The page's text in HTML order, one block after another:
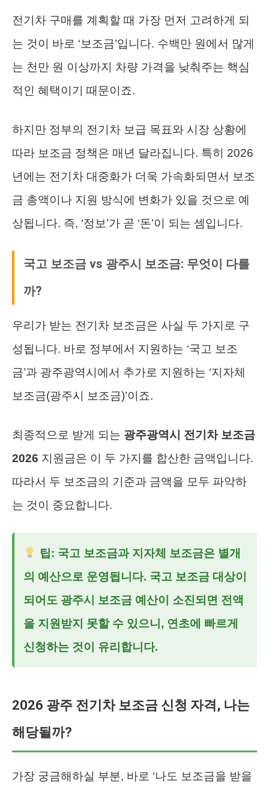
전기차 구매를 계획할 때 가장 먼저 고려하게 되
는 것이 바로 ‘보조금’입니다. 수백만 원에서 많게
는 천만 원 이상까지 차량 가격을 낮춰주는 핵심
적인 혜택이기 때문이죠.
하지만 정부의 전기차 보급 목표와 시장 상황에
따라 보조금 정책은 매년 달라집니다. 특히 2026
년에는 전기차 대중화가 더욱 가속화되면서 보조
금 총액이나 지원 방식에 변화가 있을 것으로 예
상됩니다. 즉, ‘정보’가 곧 ‘돈’이 되는 셈입니다.
국고 보조금 vs 광주시 보조금: 무엇이 다를
까?
우리가 받는 전기차 보조금은 사실 두 가지로 구
성됩니다. 바로 정부에서 지원하는 ‘국고 보조
금’과 광주광역시에서 추가로 지원하는 ‘지자체
보조금(광주시 보조금)’이죠.
최종적으로 받게 되는 광주광역시 전기차 보조금
2026 지원금은 이 두 가지를 합산한 금액입니다.
따라서 두 보조금의 기준과 금액을 모두 파악하
는 것이 중요합니다.
팁: 국고 보조금과 지자체 보조금은 별개
의 예산으로 운영됩니다. 국고 보조금 대상이
되어도 광주시 보조금 예산이 소진되면 전액
을 지원받지 못할 수 있으니, 연초에 빠르게
신청하는 것이 유리합니다.
2026 광주 전기차 보조금 신청 자격, 나는
해당될까?
가장 궁금해하실 부분, 바로 ‘나도 보조금을 받을